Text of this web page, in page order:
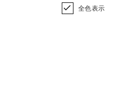
全色表示